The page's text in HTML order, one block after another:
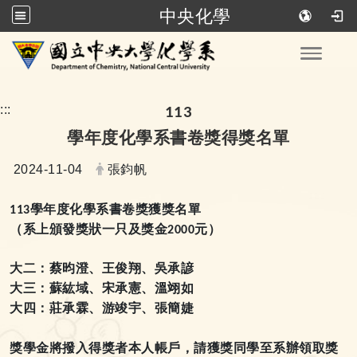
中央化學
跳到主要內容
::: 113
學年度化學系書卷獎得獎名單
日期：
2024-11-04 發布者：
張鈞帆
113學年度化學系書卷獎獲獎名單
（系上頒發獎狀一只及獎金2000元）
大二：蔡昀澄、王俊翔、吳承諺
大三：蘇紘域、宋承憲、溫翊如
大四：莊承霖、游竣宇、張簡婕
獎學金將撥入得獎者本人帳戶，請獲獎同學至系辦領取獎